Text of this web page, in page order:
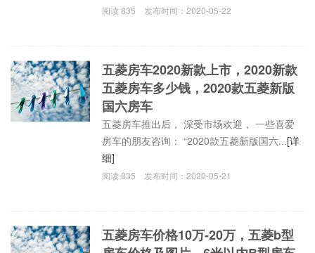
阅读835 发布时间：2020-05-22
五菱房车2020新款上市，2020新款
五菱房车多少钱，2020款五菱新版
国六房车
五菱房车推出后， 深受市场欢迎， 一些喜爱
房车的朋友咨询： “2020款五菱新版国六...[详
细]
阅读835 发布时间：2020-05-21
五菱房车价格10万-20万，五菱b型